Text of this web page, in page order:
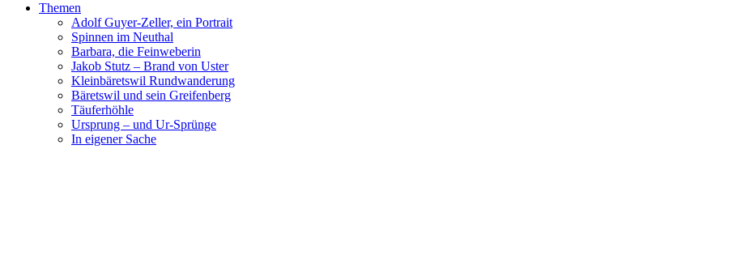
Themen
Adolf Guyer-Zeller, ein Portrait
Spinnen im Neuthal
Barbara, die Feinweberin
Jakob Stutz – Brand von Uster
Kleinbäretswil Rundwanderung
Bäretswil und sein Greifenberg
Täuferhöhle
Ursprung – und Ur-Sprünge
In eigener Sache